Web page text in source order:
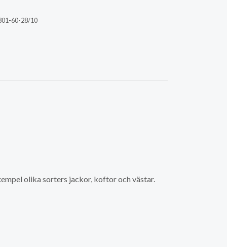
60-28/10
olika sorters jackor, koftor och västar.